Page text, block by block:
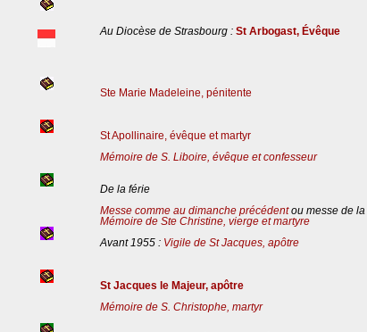
Au Diocèse de Strasbourg : St Arbogast, Évêque
Ste Marie Madeleine, pénitente
St Apollinaire, évêque et martyr
Mémoire de S. Liboire, évêque et confesseur
De la férie
Messe comme au dimanche précédentou messe de la
Mémoire de Ste Christine, vierge et martyre
Avant 1955 : Vigile de St Jacques, apôtre
St Jacques le Majeur, apôtre
Mémoire de S. Christophe, martyr